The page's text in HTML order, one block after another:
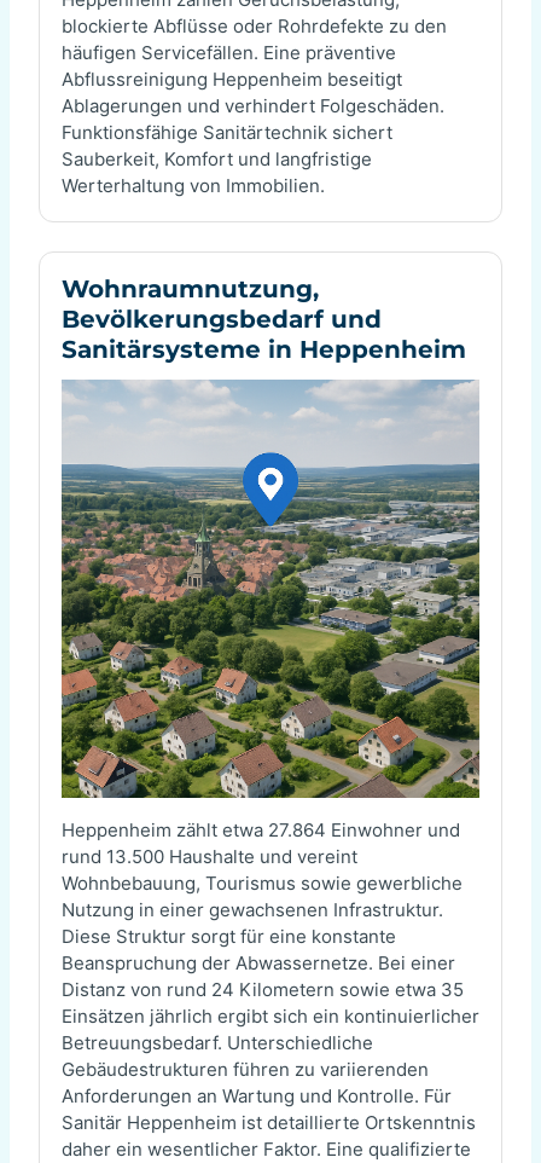
blockierte Abflüsse oder Rohrdefekte zu den
häufigen Servicefällen. Eine präventive
Abflussreinigung Heppenheim beseitigt
Ablagerungen und verhindert Folgeschäden.
Funktionsfähige Sanitärtechnik sichert
Sauberkeit, Komfort und langfristige
Werterhaltung von Immobilien.
Wohnraumnutzung,
Bevölkerungsbedarf und
Sanitärsysteme in Heppenheim
Heppenheim zählt etwa 27.864 Einwohner und
rund 13.500 Haushalte und vereint
Wohnbebauung, Tourismus sowie gewerbliche
Nutzung in einer gewachsenen Infrastruktur.
Diese Struktur sorgt für eine konstante
Beanspruchung der Abwassernetze. Bei einer
Distanz von rund 24 Kilometern sowie etwa 35
Einsätzen jährlich ergibt sich ein kontinuierlicher
Betreuungsbedarf. Unterschiedliche
Gebäudestrukturen führen zu variierenden
Anforderungen an Wartung und Kontrolle. Für
Sanitär Heppenheim ist detaillierte Ortskenntnis
daher ein wesentlicher Faktor. Eine qualifizierte